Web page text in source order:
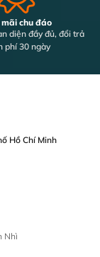
chu đáo
diện đầy đủ, đổi trả
phí 30 ngày
Hồ Chí Minh
Nhì